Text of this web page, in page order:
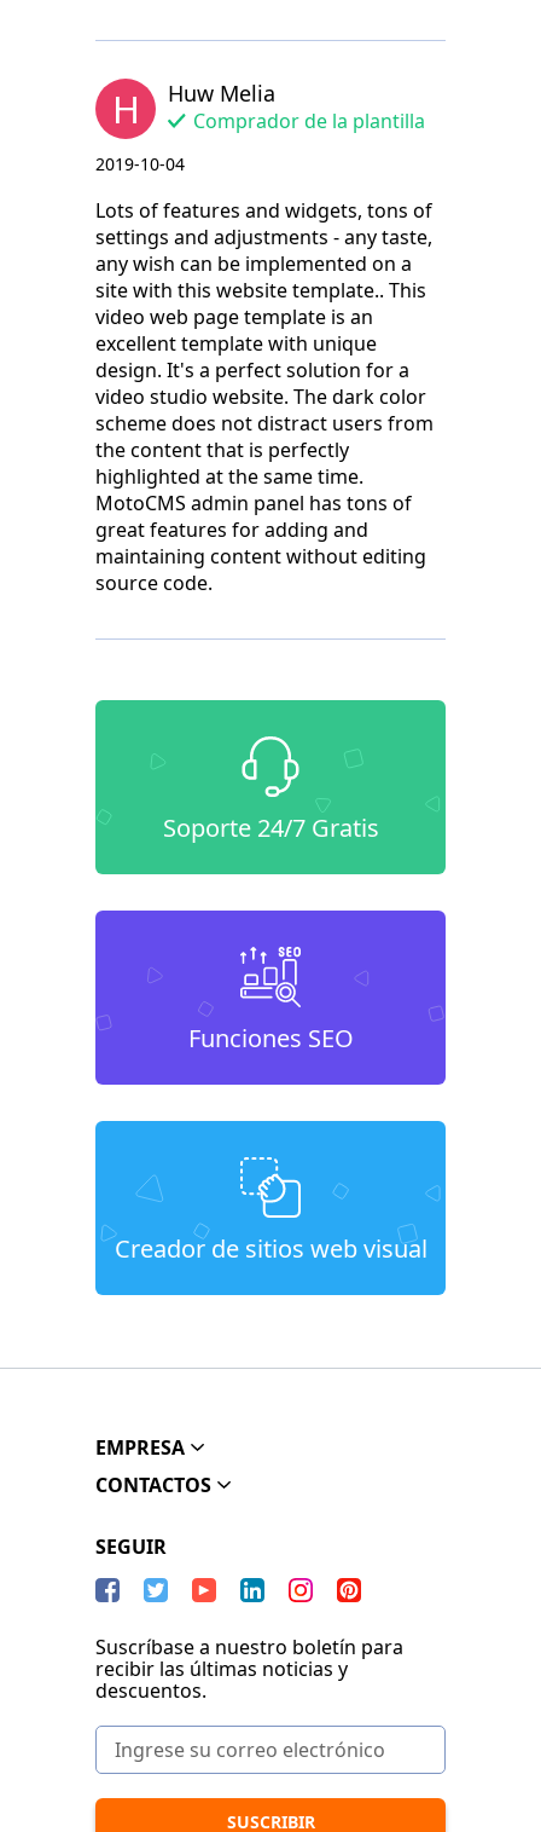
H Huw Melia
Comprador de la plantilla
2019-10-04
Lots of features and widgets, tons of
settings and adjustments - any taste,
any wish can be implemented on a
site with this website template.. This
video web page template is an
excellent template with unique
design. It's a perfect solution for a
video studio website. The dark color
scheme does not distract users from
the content that is perfectly
highlighted at the same time.
MotoCMS admin panel has tons of
great features for adding and
maintaining content without editing
source code.
Soporte 24/7 Gratis
Funciones SEO
Creador de sitios web visual
EMPRESA
CONTACTOS
SEGUIR
Suscríbase a nuestro boletín para
recibir las últimas noticias y
descuentos.